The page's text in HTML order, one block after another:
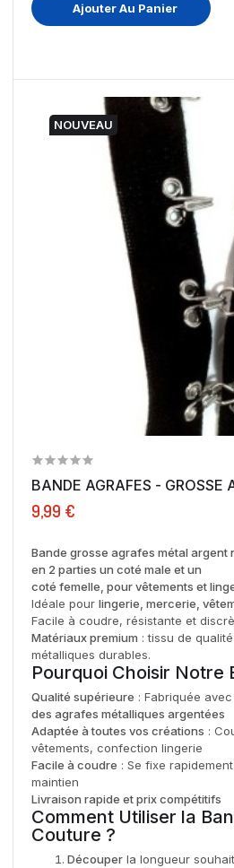
Ajouter Au Panier
NOUVEAU
BANDE AGRAFES - GROSSE
9,99 €
Bande grosse agrafes métal argent
en 2 parties un coté male et un
coté femelle, pour vêtements et
Idéale pour lingerie, mercerie,
Facile à coudre, résistante et
Matériaux premium : tissu de
métalliques durables.
Pourquoi Choisir Notre
Qualité supérieure : Fabriquée
des agrafes métalliques argentées
Adaptée à toutes vos créations :
vêtements, confection lingerie
Facile à coudre : Se fixe
maintien
Livraison rapide et prix compétitifs
Comment Utiliser la
Couture ?
Découper la longueur